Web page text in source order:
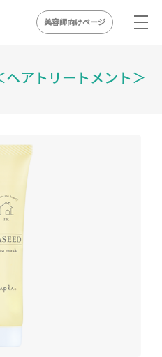
美容師向けページ
ヘアトリートメント＞